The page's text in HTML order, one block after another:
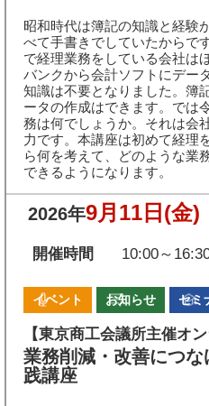
昭和時代は簿記の知識と経験
べて手書きでしていたからで
で経理業務をしている会社は
バンクから会計ソフトにデー
知識は不要となりました。簿
ータの作成はできます。では
務は何でしょうか。それは会
力です。本講座は初めて経理
ら何を考えて、どのような業
できるようになります。
2026年9月11日 (金)
開催時間 10:00～
イベント お知らせ セミ
【東京商工会議所主催オ
業務削減・改善につ
践講座